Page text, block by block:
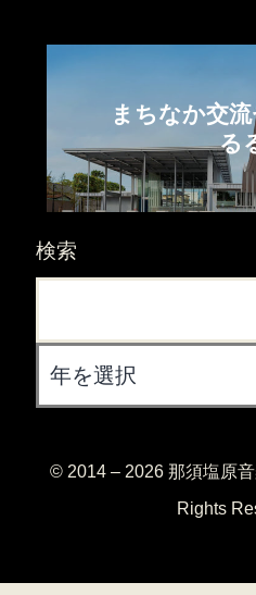
まちなか交
る
検索
© 2014 – 2026 那須塩原
Rights